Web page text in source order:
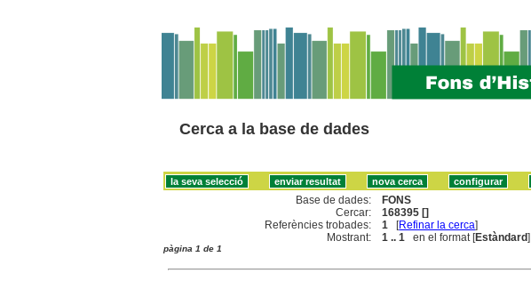
Cerca a la base de dades
Base de dades:
FONS
Cercar:
168395 []
Referències trobades:
1 [Refinar la cerca]
Mostrant:
1 .. 1 en el format [Estàndard]
pàgina 1 de 1